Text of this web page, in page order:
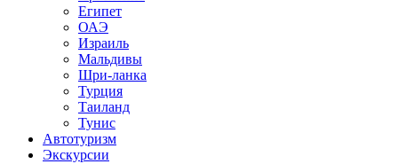
Египет
ОАЭ
Израиль
Мальдивы
Шри-ланка
Турция
Таиланд
Тунис
Автотуризм
Экскурсии